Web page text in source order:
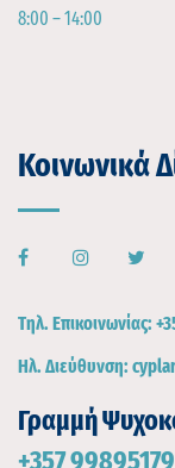
8:00 – 14:00
Κοινωνικά
Τηλ. Επικοινωνίας:
Ηλ. Διεύθυνση:
Γραμμή
+357 99895179